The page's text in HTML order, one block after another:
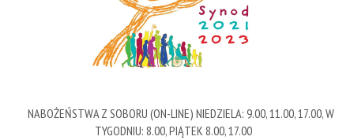
NABOŻEŃSTWA Z SOBORU (ON-LINE) NIEDZIELA: 9.00, 11.00, 17.00, W
TYGODNIU: 8.00, PIĄTEK 8.00, 17.00